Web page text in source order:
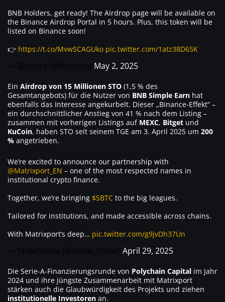
BNB Holders, get ready! The Airdrop page will be available on
the Binance Airdrop Portal in 5 hours. Plus, this token will be
listed on Binance soon!
👉 https://t.co/MvwSCAGUko pic.twitter.com/1atz38D65K
May 2, 2025
Ein Airdrop von 15 Millionen STO (1,5 % des
Gesamtangebots) für die Nutzer von BNB Simple Earn hat
ebenfalls das Interesse angekurbelt. Dieser „Binance-Effekt“ –
ein durchschnittlicher Anstieg von 41 % nach dem Listing –
zusammen mit vorherigen Listings auf MEXC, Bitget und
KuCoin, haben STO seit seinem TGE am 3. April 2025 um 200
% angetrieben.
We’re excited to announce our partnership with
@Matrixport_EN – one of the most respected names in
institutional crypto finance.
Together, we’re bringing $SBTC to the big leagues.
Tailored for institutions, and made accessible across chains.
With Matrixport’s deep… pic.twitter.com/g9jvDh37Un
April 29, 2025
Die Serie-A-Finanzierungsrunde von Polychain Capital im Jahr
2024 und ihre jüngste Zusammenarbeit mit Matrixport
stärken auch die Glaubwürdigkeit des Projekts und ziehen
institutionelle Investoren an.